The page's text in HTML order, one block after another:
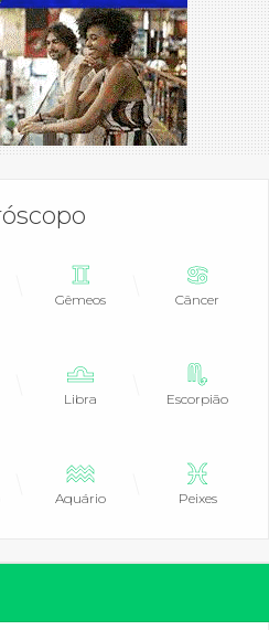
Gêmeos Câncer
Libra Escorpião
Aquário Peixes